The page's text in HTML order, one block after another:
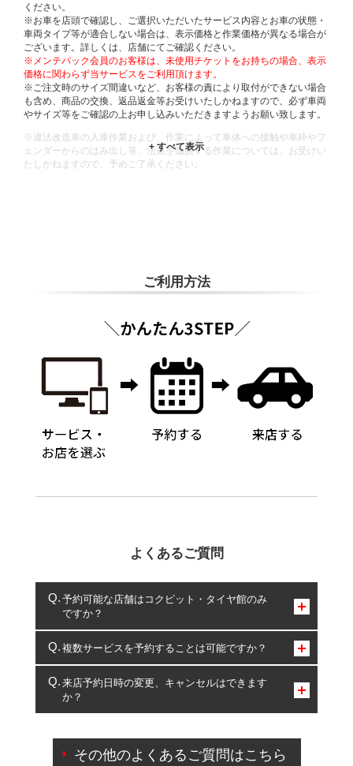
ください。
※お車を店頭で確認し、ご選択いただいたサービス内容とお車の状態・
車両タイプ等が適合しない場合は、表示価格と作業価格が異なる場合が
ございます。詳しくは、店舗にてご確認ください。
※メンテパック会員のお客様は、未使用チケットをお持ちの場合、表示
価格に関わらず当サービスをご利用頂けます。
※ご注文時のサイズ間違いなど、お客様の責により取付ができない場合
も含め、商品の交換、返品返金等お受けいたしかねますので、必ず車両
やサイズ等をご確認の上お申し込みいただきますようお願い致します。
※違法改造車の入庫作業および、作業によって車体への接触や車枠やフ
ェンダーからのはみ出し等、法規を逸脱する作業については、お受けい
たしかねますので、予めご了承ください。
ご利用方法
よくあるご質問
予約可能な店舗はコクピット・タイヤ館のみ
ですか？
コクピット・タイヤ館のみとなります。
複数サービスを予約することは可能ですか？
複数サービスのご予約は可能です。
一部の商品・サービスの組み合わせに限り、同時にご予約が
出来ないものもございます。
来店予約日時の変更、キャンセルはできます
か？
ご来店予約日の3営業日前を過ぎている場合のご予約
その他のよくあるご質問はこちら